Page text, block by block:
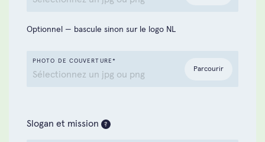
Environnement et nature
Optionnel — bascule sinon sur le logo NL
Sélectionnez un jpg ou png
Parcourir
PHOTO DE COUVERTURE*
Slogan et mission ?